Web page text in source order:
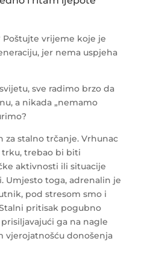
Poštujte vrijeme koje je
jer nema uspjeha
sve radimo brzo da
a nikada „nemamo
za stalno trčanje. Vrhunac
trku, trebao bi biti
aktivnosti ili situacije
Umjesto toga, adrenalin je
pod stresom smo i
pritisak pogubno
ga na nagle
vjerojatnošću donošenja